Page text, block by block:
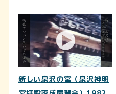
新しい泉沢の宮（泉沢神明